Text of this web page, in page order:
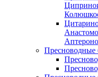
Пресноводные